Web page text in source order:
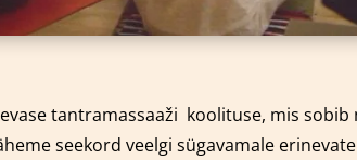
tantramassaaži koolituse, mis sobib
seekord veelgi sügavamale